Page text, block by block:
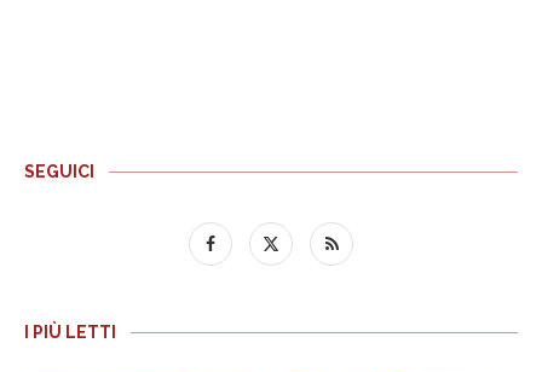
SEGUICI
I PIÙ LETTI